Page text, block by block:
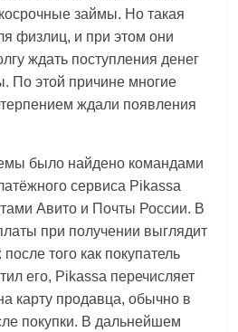
займы. Но такая
физлиц, и при этом они
ждать поступления денег
По этой причине многие
ждали появления
было найдено командами
сервиса Pikassa
Авито и Почты России. В
при получении выглядит
того как покупатель
его, Pikassa перечисляет
карту продавца, обычно в
покупки. В дальнейшем